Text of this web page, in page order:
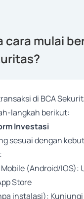
cara mulai
di BCA
langkah berikut:
Investasi
sesuai dengan
(Android/IOS):
Store
instalasi): Kunjungi